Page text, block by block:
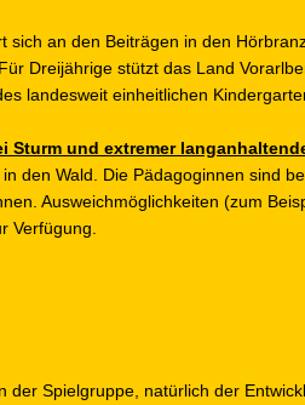
sich an den Beiträgen in den
Dreijährige stützt das Land
landesweit einheitlichen
Sturm und extremer
den Wald. Die Pädagoginnen sind
Ausweichmöglichkeiten (zum
Verfügung.
der Spielgruppe, natürlich der